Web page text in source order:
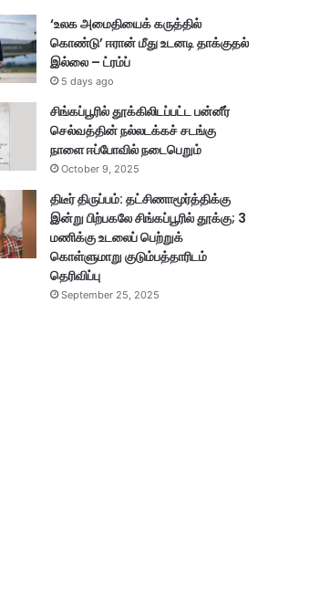
‘உலக அமைதியைக் கருத்தில்
கொண்டு’ ஈரான் மீது உடனடி தாக்குதல்
இல்லை – ட்ரம்ப்
5 days ago
சிங்கப்பூரில் தூக்கிலிடப்பட்ட பன்னீர்
செல்வத்தின் நல்லடக்கச் சடங்கு
நாளை ஈப்போவில் நடைபெறும்
October 9, 2025
திடீர் திருப்பம்: தட்சிணாமூர்த்திக்கு
இன்று பிற்பகலே சிங்கப்பூரில் தூக்கு; 3
மணிக்கு உடலைப் பெற்றுக்
கொள்ளுமாறு குடும்பத்தாரிடம்
தெரிவிப்பு
September 25, 2025